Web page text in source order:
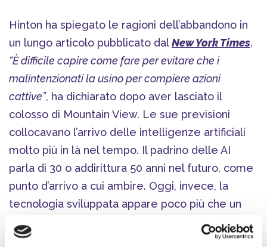
Hinton ha spiegato le ragioni dell’abbandono in
un lungo articolo pubblicato dalNew York Times.
“È difficile capire come fare per evitare che i
malintenzionati la usino per compiere azioni
cattive”, ha dichiarato dopo aver lasciato il
colosso di Mountain View. Le sue previsioni
collocavano l’arrivo delle intelligenze artificiali
molto più in là nel tempo. Il padrino delle AI
parla di 30 o addirittura 50 anni nel futuro, come
punto d’arrivo a cui ambire. Oggi, invece, la
tecnologia sviluppata appare poco più che un
punto di partenza. E il rischio che possa
sfuggire
di mano